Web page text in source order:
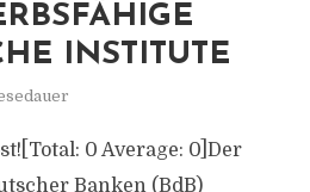
INSTITUTE
0 Average: 0]Der
Banken (BdB)